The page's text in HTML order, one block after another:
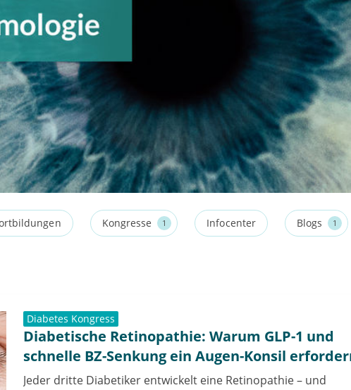
Kongresse 1 Infocenter Blogs 1
Diabetes Kongress
Diabetische Retinopathie: Warum GLP-1 und
schnelle BZ-Senkung ein Augen-Konsil
Jeder dritte Diabetiker entwickelt eine Retinopathie – und